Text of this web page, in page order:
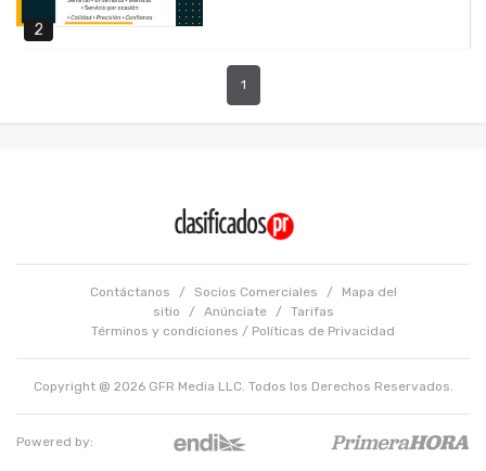
2
1
Contáctanos / Socios Comerciales /
Mapa del
sitio
/ Anúnciate /
Tarifas
Términos y condiciones / Políticas de Privacidad
Copyright @ 2026 GFR Media LLC. Todos los Derechos Reservados.
Powered by: